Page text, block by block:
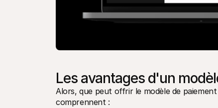
Les avantages d'un
Alors, que peut offrir le modèle de
comprennent :